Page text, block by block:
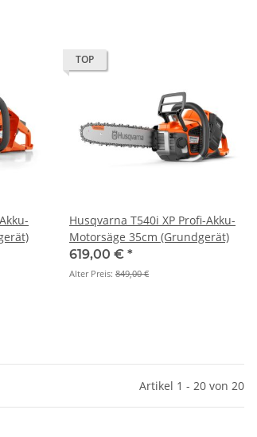
TOP
Husqvarna T540i XP Profi-Akku-
Motorsäge 35cm (Grundgerät)
619,00 € *
Alter Preis: 849,00 €
Artikel 1 - 20 von 20